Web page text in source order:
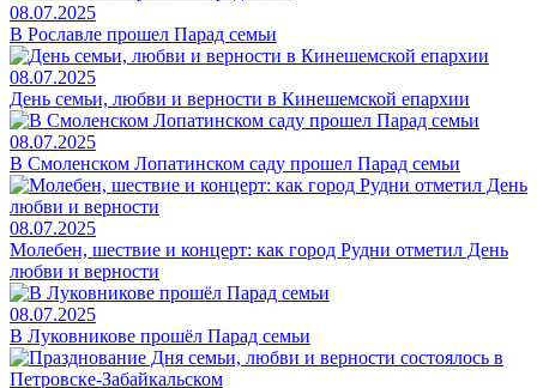
08.07.2025
В Рославле прошел Парад семьи
08.07.2025
День семьи, любви и верности в Кинешемской епархии
08.07.2025
В Смоленском Лопатинском саду прошел Парад семьи
08.07.2025
Молебен, шествие и концерт: как город Рудни отметил День
любви и верности
08.07.2025
В Луковникове прошёл Парад семьи